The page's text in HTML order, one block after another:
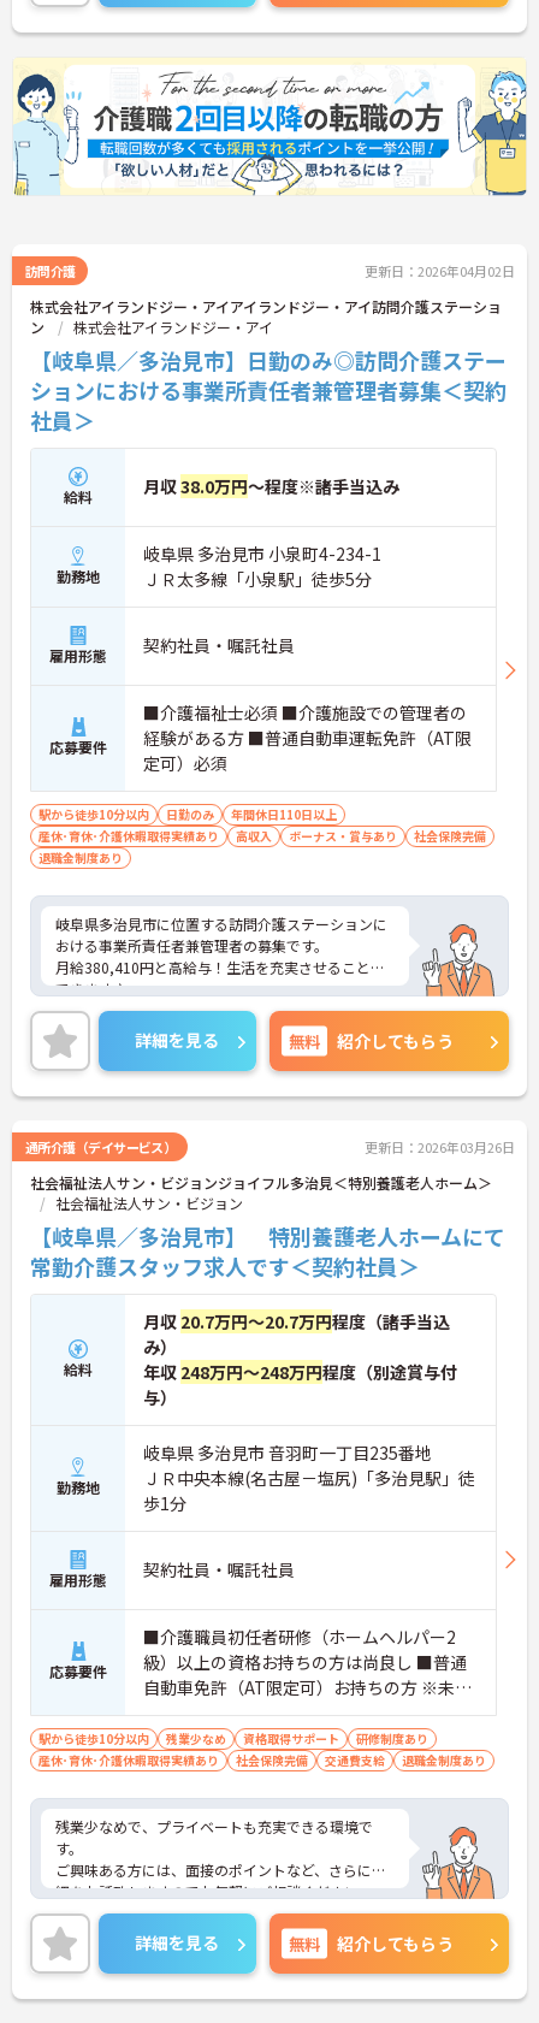
訪問介護 更新日：2026年04月02日
株式会社アイランドジー・アイアイランドジー・アイ訪問介護ステーショ
ン
株式会社アイランドジー・アイ
【岐阜県／多治見市】日勤のみ◎訪問介護ステー
ションにおける事業所責任者兼管理者募集＜契約
社員＞
給料 月収38.0万円～程度※諸手当込み
勤務地
岐阜県 多治見市 小泉町4-234-1
ＪＲ太多線「小泉駅」徒歩5分
雇用形態 契約社員・嘱託社員
応募要件
■介護福祉士必須 ■介護施設での管理者の
経験がある方 ■普通自動車運転免許（AT限
定可）必須
駅から徒歩10分以内 日勤のみ
年間休日110日以上
産休･育休･介護休暇取得実績あり
高収入 ボーナス・賞与あり
社会保険完備
退職金制度あり
岐阜県多治見市に位置する訪問介護ステーションに
おける事業所責任者兼管理者の募集です。
月給380,410円と高給与！生活を充実させることが
できます♪
年間休日112日！メリハリのある働き方が叶います
◎
ご興味のある方には面接ポイントをお伝えしますの
で、お気軽にお問い合わせください！
詳細を見る 無料 紹介してもらう
通所介護（デイサービス） 更新日：2026年03月26日
社会福祉法人サン・ビジョンジョイフル多治見＜特別養護老人ホーム＞
社会福祉法人サン・ビジョン
【岐阜県／多治見市】 特別養護老人ホームにて
常勤介護スタッフ求人です＜契約社員＞
給料
月収 20.7万円～20.7万円程度（諸手当込
み）
年収 248万円～248万円程度（別途賞与付
与）
勤務地
岐阜県 多治見市 音羽町一丁目235番地
ＪＲ中央本線(名古屋－塩尻)「多治見駅」徒
歩1分
雇用形態 契約社員・嘱託社員
応募要件
■介護職員初任者研修（ホームヘルパー2
級）以上の資格お持ちの方は尚良し ■普通
自動車免許（AT限定可）お持ちの方 ※未経
験者、無資格者応相談
駅から徒歩10分以内 残業少なめ 資格取得サポート
研修制度あり
産休･育休･介護休暇取得実績あり
社会保険完備 交通費支給 退職金制度あり
残業少なめで、プライベートも充実できる環境で
す。
ご興味ある方には、面接のポイントなど、さらに詳
細をお話致しますのでお気軽にご相談ください。
詳細を見る 無料 紹介してもらう